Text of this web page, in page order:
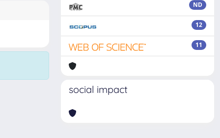
ND
12
11
social impact